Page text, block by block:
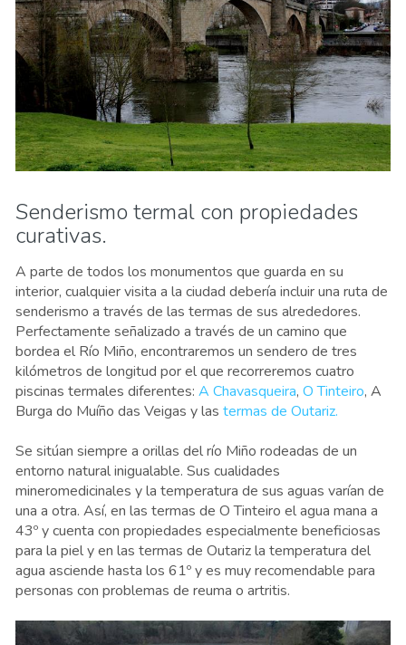
Senderismo termal con propiedades
curativas.
A parte de todos los monumentos que guarda en su
interior, cualquier visita a la ciudad debería incluir una ruta de
senderismo a través de las termas de sus alrededores.
Perfectamente señalizado a través de un camino que
bordea el Río Miño, encontraremos un sendero de tres
kilómetros de longitud por el que recorreremos cuatro
piscinas termales diferentes: A Chavasqueira, O Tinteiro, A
Burga do Muíño das Veigas y las termas de Outariz.
Se sitúan siempre a orillas del río Miño rodeadas de un
entorno natural inigualable. Sus cualidades
mineromedicinales y la temperatura de sus aguas varían de
una a otra. Así, en las termas de O Tinteiro el agua mana a
43º y cuenta con propiedades especialmente beneficiosas
para la piel y en las termas de Outariz la temperatura del
agua asciende hasta los 61º y es muy recomendable para
personas con problemas de reuma o artritis.